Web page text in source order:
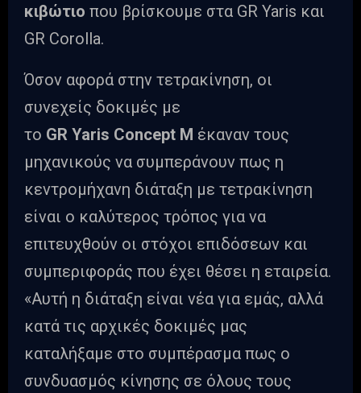
κιβώτιο που βρίσκουμε στα GR Yaris και
GR Corolla.
Όσον αφορά στην τετρακίνηση, οι
συνεχείς δοκιμές με
το GR Yaris Concept M έκαναν τους
μηχανικούς να συμπεράνουν πως η
κεντρομήχανη διάταξη με τετρακίνηση
είναι ο καλύτερος τρόπος για να
επιτευχθούν οι στόχοι επιδόσεων και
συμπεριφοράς που έχει θέσει η εταιρεία.
«Αυτή η διάταξη είναι νέα για εμάς, αλλά
κατά τις αρχικές δοκιμές μας
καταλήξαμε στο συμπέρασμα πως ο
συνδυασμός κίνησης σε όλους τους